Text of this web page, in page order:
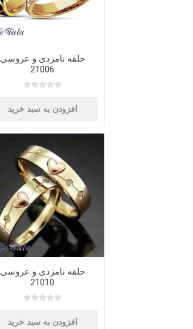
حلقه نامزدی و عروسی
21006
افزودن به سبد خرید
حلقه نامزدی و عروسی
21010
افزودن به سبد خرید